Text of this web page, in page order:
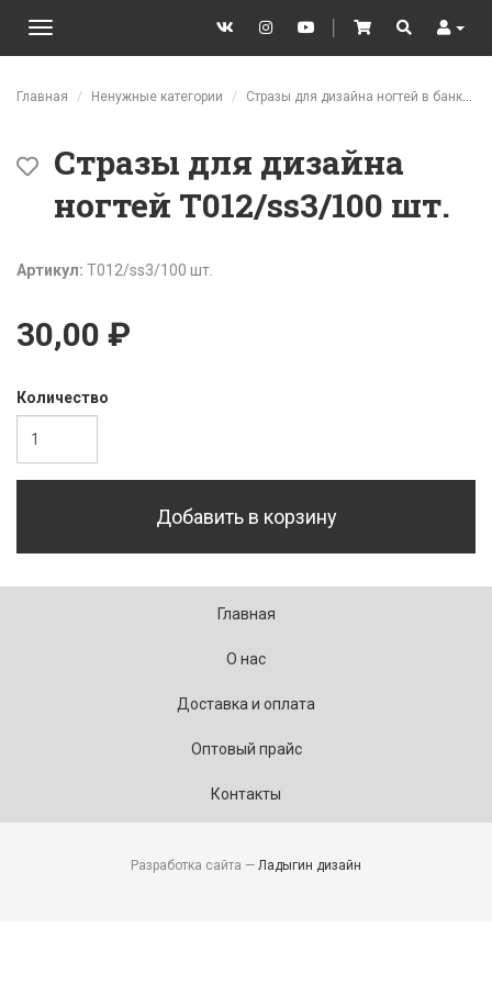
InstagramYouTubeCart SearchUser
Toggle
navigation
Главная Ненужные категории Стразы для дизайна ногтей в банках
Стразы для дизайна
ногтей T012/ss3/100 шт.
Артикул: T012/ss3/100 шт.
30,00 ₽
Количество
Добавить в корзину
Главная
О нас
Доставка и оплата
Оптовый прайс
Контакты
Разработка сайта — Ладыгин дизайн